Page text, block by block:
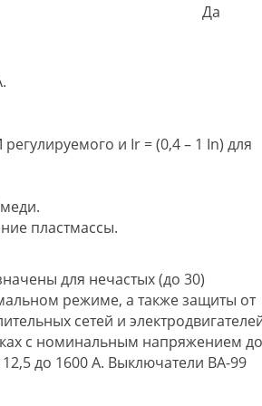
Да
и Ir = (0,4 – 1 In) для
пластмассы.
для нечастых (до 30)
режиме, а также защиты от
сетей и
с номинальным напряжением
до 1600 А. Выключатели ВА-99